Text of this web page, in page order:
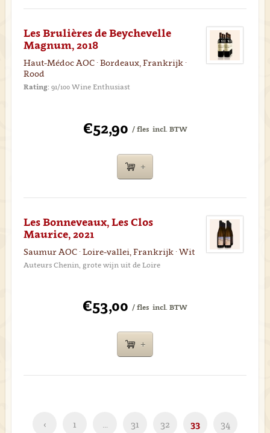
Les Brulières de Beychevelle
Magnum, 2018
Haut-Médoc AOC · Bordeaux, Frankrijk ·
Rood
Rating: 91/100 Wine Enthusiast
€52,90 / fles incl. BTW
Les Bonneveaux, Les Clos
Maurice, 2021
Saumur AOC · Loire-vallei, Frankrijk · Wit
Auteurs Chenin, grote wijn uit de Loire
€53,00 / fles incl. BTW
‹ 1 … 31 32 33
34